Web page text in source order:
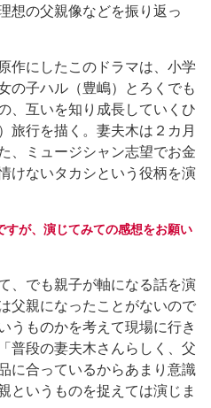
想の父親像などを振り返っ
作にしたこのドラマは、小学
の子ハル（豊嶋）とろくでも
、互いを知り成長していくひ
旅行を描く。妻夫木は２カ月
、ミュージシャン志望でお金
けないタカシという役柄を演
が、演じてみての感想をお願い
、でも親子が軸になる話を演
父親になったことがないので
うものかを考えて現場に行き
普段の妻夫木さんらしく、父
に合っているからあまり意識
というものを捉えては演じま